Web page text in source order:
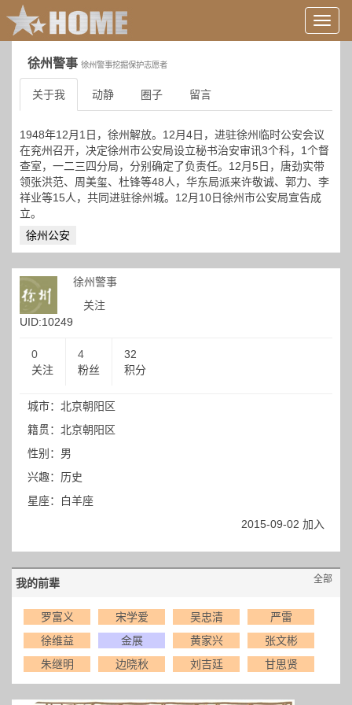
用
户
徐州警事 徐州警事挖掘保护志愿者
关于我 动静 圈子 留言
1948年12月1日，徐州解放。12月4日，进驻徐州临时公安会议
在兖州召开，决定徐州市公安局设立秘书治安审讯3个科，1个督
查室，一二三四分局，分别确定了负责任。12月5日，唐劲实带
领张洪范、周美玺、杜锋等48人，华东局派来许敬诚、郭力、李
祥业等15人，共同进驻徐州城。12月10日徐州市公安局宣告成
立。
徐州公安
UID:10249
徐州警事
关注
0
关注
4
粉丝
32
积分
城市：北京朝阳区
籍贯：北京朝阳区
性别：男
兴趣：历史
星座：白羊座
2015-09-02 加入
我的前辈 全部
罗富义 宋学爱 吴忠清
严雷
徐维益
金展 黄家兴
张文彬
朱继明
边晓秋 刘吉廷 甘思贤